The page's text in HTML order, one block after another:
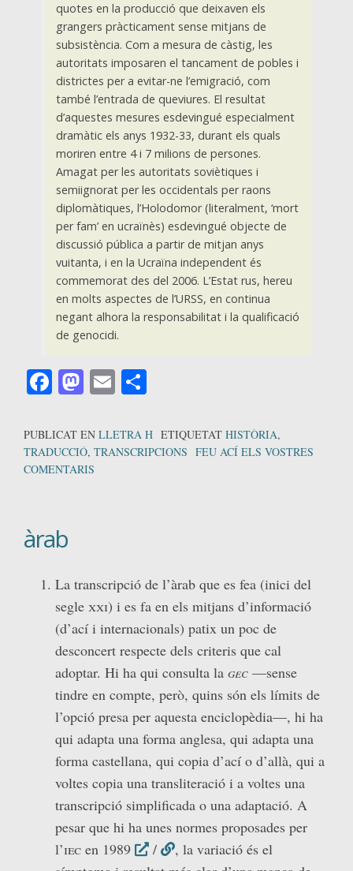
quotes en la producció que deixaven els
grangers pràcticament sense mitjans de
subsistència. Com a mesura de càstig, les
autoritats imposaren el tancament de pobles i
districtes per a evitar-ne l’emigració, com
també l’entrada de queviures. El resultat
d’aquestes mesures esdevingué especialment
dramàtic els anys 1932-33, durant els quals
moriren entre 4 i 7 milions de persones.
Amagat per les autoritats soviètiques i
semiignorat per les occidentals per raons
diplomàtiques, l’Holodomor (literalment, ‘mort
per fam’ en ucraïnès) esdevingué objecte de
discussió pública a partir de mitjan anys
vuitanta, i en la Ucraïna independent és
commemorat des del 2006. L’Estat rus, hereu
en molts aspectes de l’URSS, en continua
negant alhora la responsabilitat i la qualificació
de genocidi.
Facebook
Mastodon
Email
PUBLICAT EN LLETRA H ETIQUETAT HISTÒRIA,
TRADUCCIÓ, TRANSCRIPCIONS FEU ACÍ ELS VOSTRES
COMENTARIS
àrab
La transcripció de l’àrab que es fea (inici del
segle xxi) i es fa en els mitjans d’informació
(d’ací i internacionals) patix un poc de
desconcert respecte dels criteris que cal
adoptar. Hi ha qui consulta la gec —sense
tindre en compte, però, quins són els límits de
l’opció presa per aquesta enciclopèdia—, hi ha
qui adapta una forma anglesa, qui adapta una
forma castellana, qui copia d’ací o d’allà, qui a
voltes copia una transliteració i a voltes una
transcripció simplificada o una adaptació. A
pesar que hi ha unes normes proposades per
l’iec en 1989 /
, la variació és el